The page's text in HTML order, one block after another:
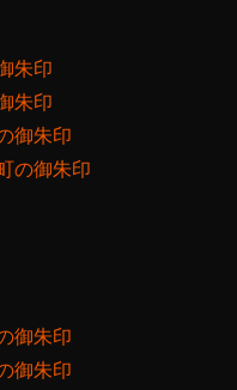
朱印
朱印
御朱印
の御朱印
御朱印
御朱印